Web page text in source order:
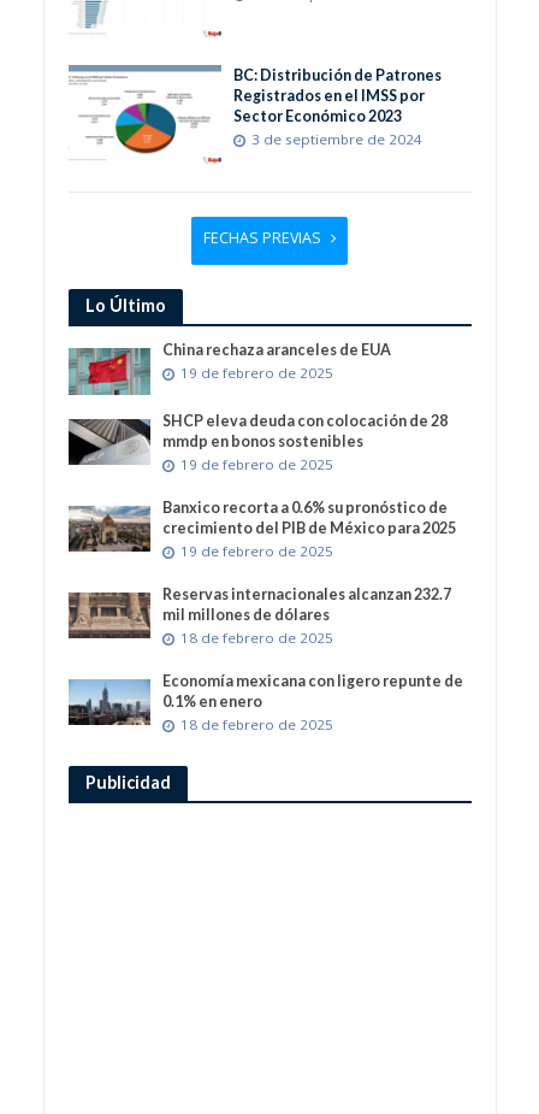
BC: Distribución de Patrones
Registrados en el IMSS por
Sector Económico 2023
3 de septiembre de 2024
FECHAS PREVIAS
Lo Último
China rechaza aranceles de EUA
19 de febrero de 2025
SHCP eleva deuda con colocación de 28
mmdp en bonos sostenibles
19 de febrero de 2025
Banxico recorta a 0.6% su pronóstico de
crecimiento del PIB de México para 2025
19 de febrero de 2025
Reservas internacionales alcanzan 232.7
mil millones de dólares
18 de febrero de 2025
Economía mexicana con ligero repunte de
0.1% en enero
18 de febrero de 2025
Publicidad